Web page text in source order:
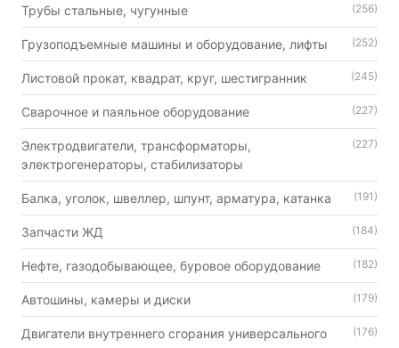
Трубы стальные, чугунные (256)
Грузоподъемные машины и оборудование, лифты (252)
Листовой прокат, квадрат, круг, шестигранник (245)
Сварочное и паяльное оборудование (227)
Электродвигатели, трансформаторы,
электрогенераторы, стабилизаторы
(227)
Балка, уголок, швеллер, шпунт, арматура, катанка (191)
Запчасти ЖД (184)
Нефте, газодобывающее, буровое оборудование (182)
Автошины, камеры и диски (179)
Двигатели внутреннего сгорания универсального
(176)